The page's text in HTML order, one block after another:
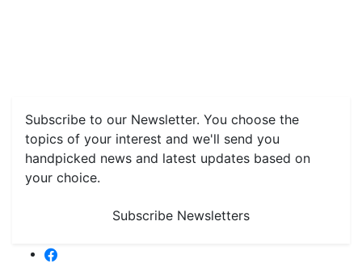
Subscribe to our Newsletter. You choose the
topics of your interest and we'll send you
handpicked news and latest updates based on
your choice.
Subscribe Newsletters